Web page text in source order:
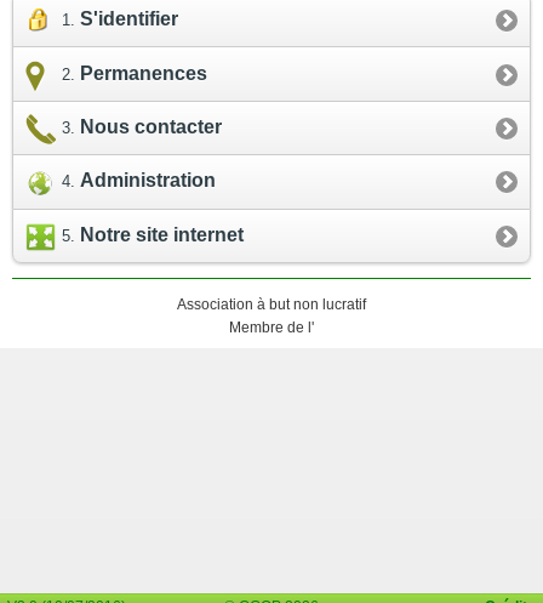
S'identifier
Permanences
Nous contacter
Administration
Notre site internet
Association à but non lucratif
Membre de l'